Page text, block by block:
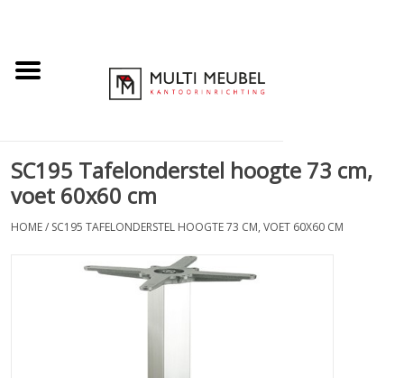
SC195 Tafelonderstel hoogte 73 cm,
voet 60x60 cm
HOME/ SC195 TAFELONDERSTEL HOOGTE 73 CM, VOET 60X60 CM